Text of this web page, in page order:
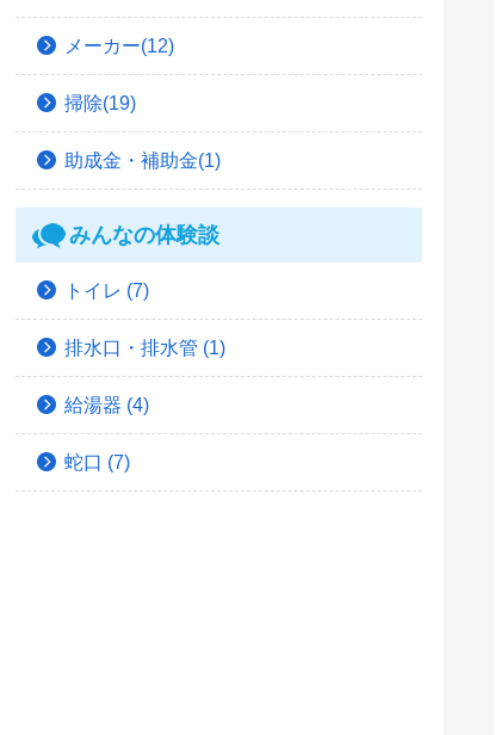
メーカー(12)
掃除(19)
助成金・補助金(1)
みんなの体験談
トイレ (7)
排水口・排水管 (1)
給湯器 (4)
蛇口 (7)